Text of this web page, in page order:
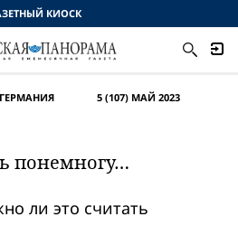
ГЕРМАНИЯ
5 (107) МАЙ 2023
понемногу…
ли это считать
КИОСК